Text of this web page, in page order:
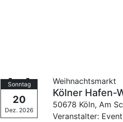
Sonntag
20
Dez. 2026
Weihnachtsmarkt
Kölner Hafen-
50678 Köln,Am
Veranstalter: